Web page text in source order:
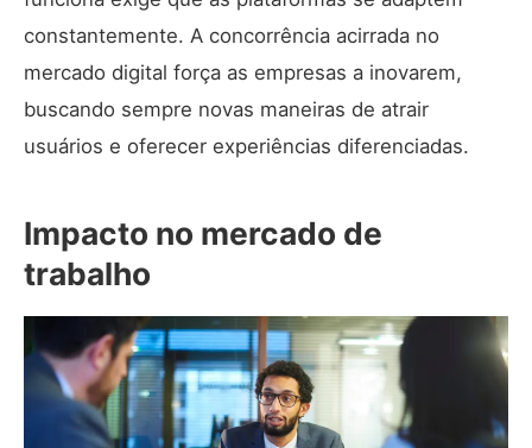
constantemente. A concorrência acirrada no
mercado digital força as empresas a inovarem,
buscando sempre novas maneiras de atrair
usuários e oferecer experiências diferenciadas.
Impacto no mercado de
trabalho